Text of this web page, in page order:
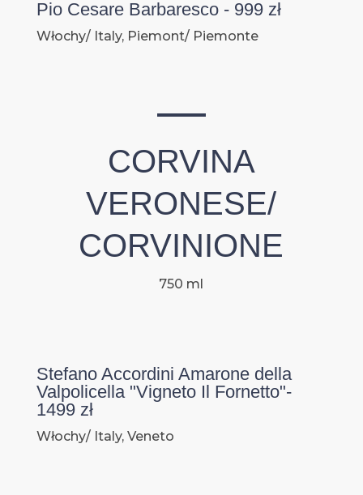
Pio Cesare Barbaresco - 999 zł
Włochy/ Italy, Piemont/ Piemonte
CORVINA
VERONESE/
CORVINIONE
750 ml
Stefano Accordini Amarone della
Valpolicella "Vigneto Il Fornetto"-
1499 zł
Włochy/ Italy, Veneto